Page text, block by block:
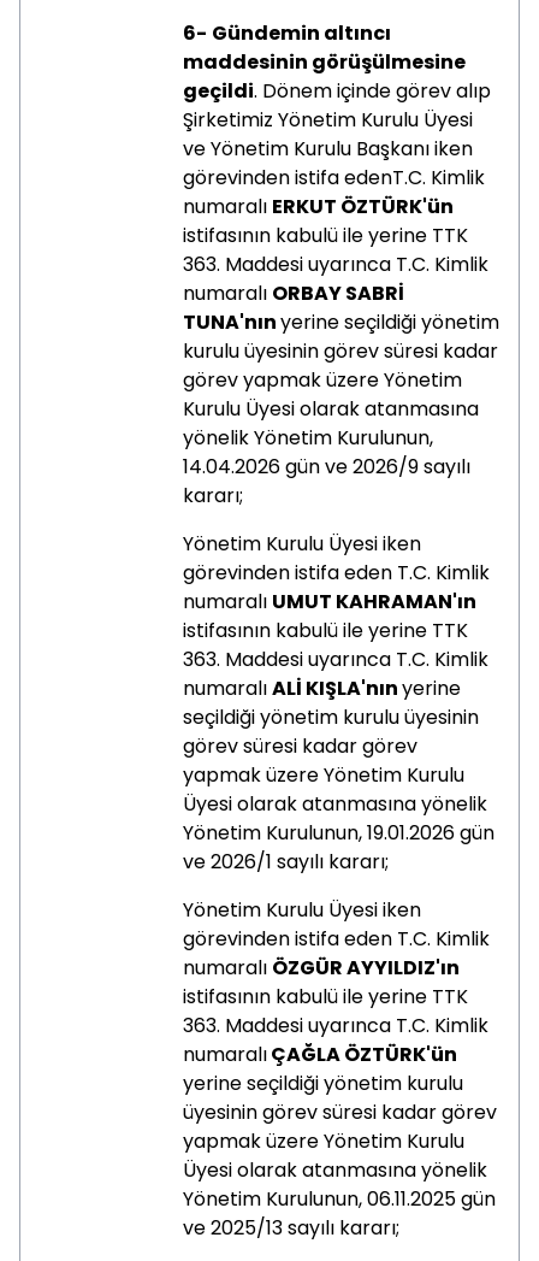
6- Gündemin altıncı
maddesinin görüşülmesine
geçildi. Dönem içinde görev alıp
Şirketimiz Yönetim Kurulu Üyesi
ve Yönetim Kurulu Başkanı iken
görevinden istifa edenT.C. Kimlik
numaralı ERKUT ÖZTÜRK'ün
istifasının kabulü ile yerine TTK
363. Maddesi uyarınca T.C. Kimlik
numaralı ORBAY SABRİ
TUNA'nınyerine seçildiği yönetim
kurulu üyesinin görev süresi kadar
görev yapmak üzere Yönetim
Kurulu Üyesi olarak atanmasına
yönelik Yönetim Kurulunun,
14.04.2026 gün ve 2026/9 sayılı
kararı;
Yönetim Kurulu Üyesi iken
görevinden istifa eden T.C. Kimlik
numaralı UMUT KAHRAMAN'ın
istifasının kabulü ile yerine TTK
363. Maddesi uyarınca T.C. Kimlik
numaralıALİ KIŞLA'nınyerine
seçildiği yönetim kurulu üyesinin
görev süresi kadar görev
yapmak üzere Yönetim Kurulu
Üyesi olarak atanmasına yönelik
Yönetim Kurulunun, 19.01.2026 gün
ve 2026/1 sayılı kararı;
Yönetim Kurulu Üyesi iken
görevinden istifa eden T.C. Kimlik
numaralı ÖZGÜR AYYILDIZ'ın
istifasının kabulü ile yerine TTK
363. Maddesi uyarınca T.C. Kimlik
numaralıÇAĞLA ÖZTÜRK'ün
yerine seçildiği yönetim kurulu
üyesinin görev süresi kadar görev
yapmak üzere Yönetim Kurulu
Üyesi olarak atanmasına yönelik
Yönetim Kurulunun, 06.11.2025 gün
ve 2025/13 sayılı kararı;